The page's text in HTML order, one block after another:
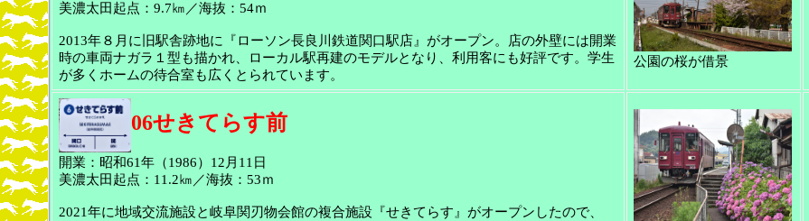
美濃太田起点：9.7㎞／海抜：54ｍ
2013年８月に旧駅舎跡地に『ローソン長良川鉄道関口駅店』がオープン。店の外壁には開業
時の車両ナガラ１型も描かれ、ローカル駅再建のモデルとなり、利用客にも好評です。学生
が多くホームの待合室も広くとられています。
公園の桜が借景
06せきてらす前
開業：昭和61年（1986）12月11日
美濃太田起点：11.2㎞／海抜：53ｍ
2021年に地域交流施設と岐阜関刃物会館の複合施設『せきてらす』がオープンしたので、